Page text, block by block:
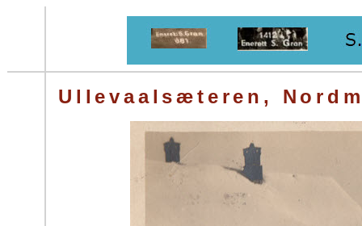
Ullevaalsæteren,